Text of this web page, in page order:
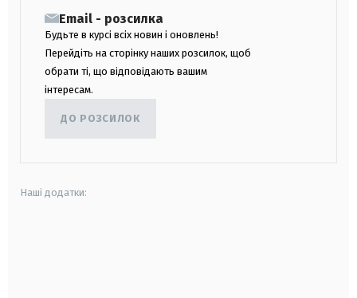
Email - розсилка
Будьте в курсі всіх новин і оновлень!
Перейдіть на сторінку наших розсилок, щоб
обрати ті, що відповідають вашим
інтересам.
ДО РОЗСИЛОК
Наші додатки: